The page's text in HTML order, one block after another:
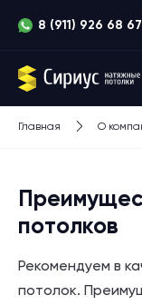
8 (911) 926 68 67
Главная О
потолков
Рекомендуем в
потолок.